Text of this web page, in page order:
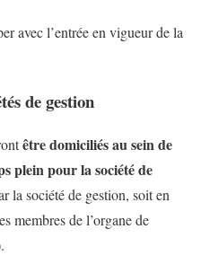
avec l’entrée en vigueur de la
de gestion
être domiciliés au sein de
plein pour la société de
la société de gestion, soit en
membres de l’organe de